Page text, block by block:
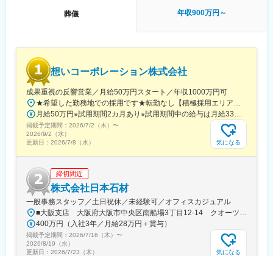
重な経験を積むことができます。安定した業界基盤と高い成長性
制度
・全社の平均的な残業時間は月20時間程度です。
■組織構成：
【内部監査室】内部監査室長＋増員募集
■当社について：
当社は葬祭式場（全国展開）、その他仏壇販売や不動産事業など
昨今の家族構成や住宅事情の変化により、お仏壇や葬儀のニーズ
は多様化しています。当社はこれをビジネスチャンスと捉え、お
客様の希望に合ったサービス提供や高い対応力を強みに進んでき
ました。
「インターネットでのお仏壇の通販」をいち早く取り入れ、売上
を伸ばしたこともその一例です。伝統を重んじつつ、お客様のラ
イフスタイルに合うことが重要と考え、これまでの経験とノウハ
ウに加え、時代の動向に対応し続けることでお客様のニーズを満
葬儀 年収900万円～
想いコーポレーション株式会社
成果重視の反響営業／月給50万円スタート／年収1000万円可
★希望した勤務地での採用です★転勤なし【積極採用エリア】巣鴨本部（本社）立川支部愛知支部大阪支部広島支部岡山支部栃木支部静岡支部【その他採用エリア】北海道、青森、秋田、岩手、宮城、山形、福島、茨城、群馬、埼玉、千葉、神奈川、新潟、富山、石川、福井、岐阜、長野、山梨、三重、滋賀、京都、兵庫、奈良、和歌山、鳥取、島根、山口、徳島、香川、愛媛、高知、福岡、佐賀、長崎、熊本、大分、宮崎、鹿児島、沖縄※勤務地の詳細は当社ホームページをご参照ください。
月給50万円※試用期間2カ月あり※試用期間中の給与は月給33万円です。※いずれも固定残業代（月40時間分・7万5,000 円）を含み、超過分は別途支給します。【キャリアごとの月給イメージ】・月給50万円～：一般社員・月給80万円～：マネージャー候補3カ月間の売上成績に応じて、その後3カ月間の給与にインセンティブが上乗せされる仕組みです。（例1～3月の成績が、4～6月の給与に加算）中には、月30万円のインセンティブを手にする社員もいます。反響営業とはいえ、当社では、成果に見合う待遇を明確に用意しています。
掲載予定期間： 2026/7/2（木） 〜
2026/9/2（水）
更新日： 2026/7/8（水） 気になる
締切間近
株式会社日本石材
一般事務スタッフ／土日祝休／未経験可／オフィスカジュアル
■大阪支店 大阪府大阪市中央区南船場3丁目12-14 クオーツ心斎橋12階【アクセス】・御堂筋線「心斎橋」駅直結＼今春、クオーツ心斎橋へ移転／心斎橋の新たなランドマーク「クオーツ心斎橋」心斎橋駅直結の最先端複合施設です！大阪の大動脈「御堂筋」に面した一等地に位置するため、ランチやショッピングを楽しめます♪
400万円（入社3年／月給28万円＋賞与）
掲載予定期間： 2026/7/16（木） 〜
2026/8/19（水）
更新日： 2026/7/23（木） 気になる